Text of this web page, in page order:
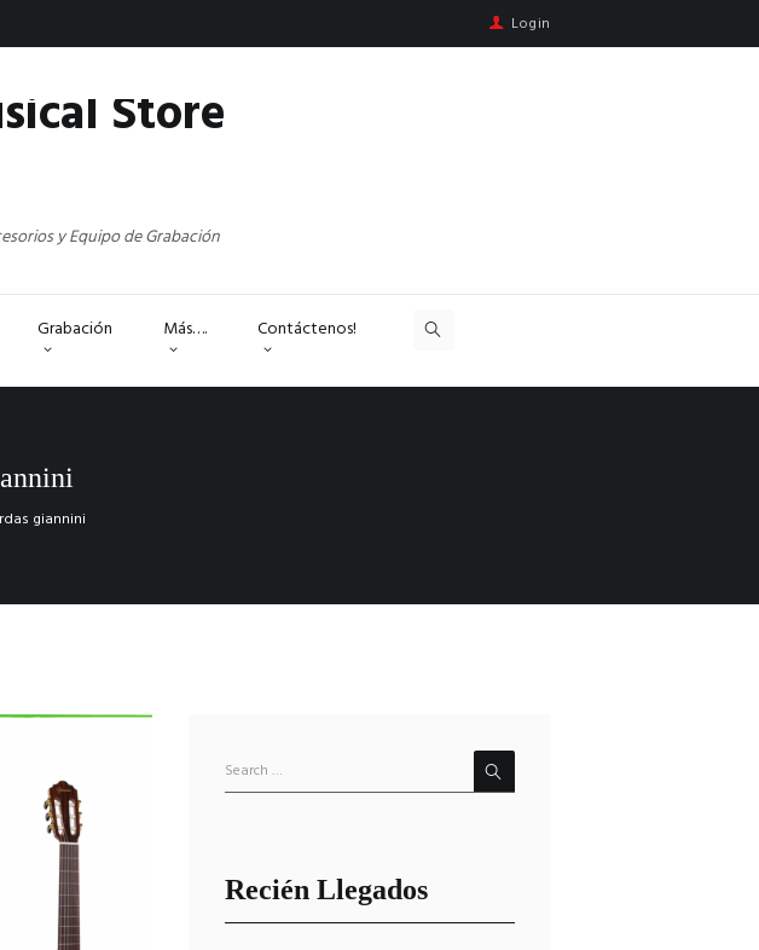
Login
Store
y Equipo de Grabación
Grabación Más…. Contáctenos!
giannini
Recién Llegados